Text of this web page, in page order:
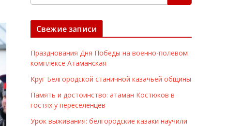
Свежие записи
Празднования Дня Победы на военно-полевом
комплексе Атаманская
Круг Белгородской станичной казачьей общины
Память и достоинство: атаман Костюков в
гостях у переселенцев
Урок выживания: белгородские казаки научили